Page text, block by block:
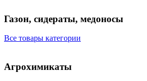
Газон, сидераты, медоносы
Все товары категории
Агрохимикаты